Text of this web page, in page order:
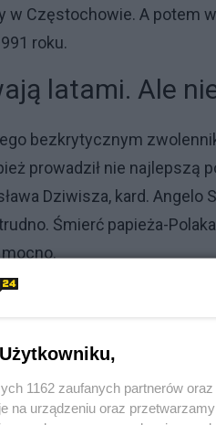
w Częstochowie. A potem
roku.
latami. Ale
bezkrytycznym
prowadził nie najlepszą
Dziwisza, kard.
Śmierć papieża-
w Pendolino. PKP
1162 zaufanych partnerów
na urządzeniu oraz